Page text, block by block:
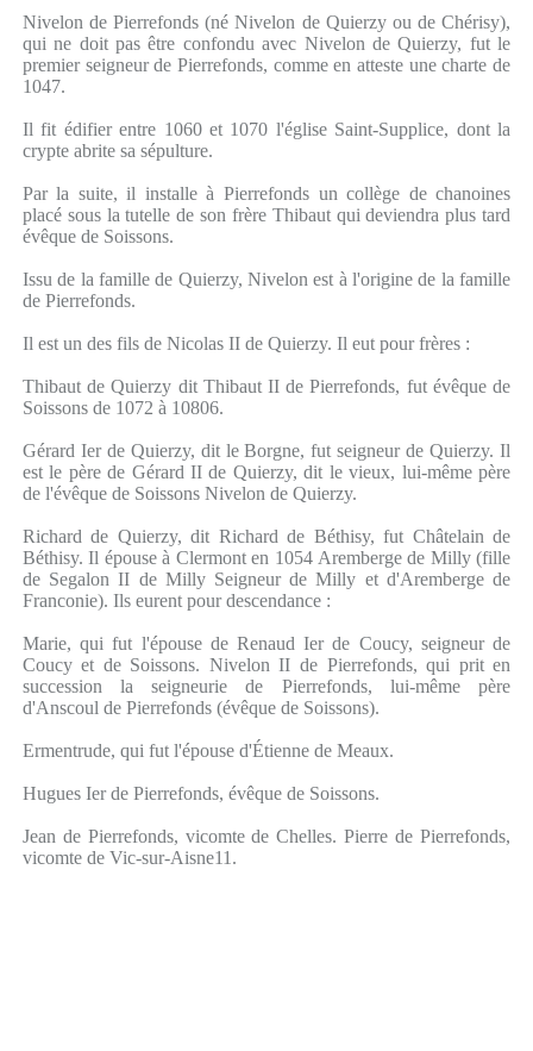
Nivelon de Pierrefonds (né Nivelon de Quierzy ou de Chérisy),
qui ne doit pas être confondu avec Nivelon de Quierzy, fut le
premier seigneur de Pierrefonds, comme en atteste une charte de
1047.
Il fit édifier entre 1060 et 1070 l'église Saint-Supplice, dont la
crypte abrite sa sépulture.
Par la suite, il installe à Pierrefonds un collège de chanoines
placé sous la tutelle de son frère Thibaut qui deviendra plus tard
évêque de Soissons.
Issu de la famille de Quierzy, Nivelon est à l'origine de la famille
de Pierrefonds.
Il est un des fils de Nicolas II de Quierzy. Il eut pour frères :
Thibaut de Quierzy dit Thibaut II de Pierrefonds, fut évêque de
Soissons de 1072 à 10806.
Gérard Ier de Quierzy, dit le Borgne, fut seigneur de Quierzy. Il
est le père de Gérard II de Quierzy, dit le vieux, lui-même père
de l'évêque de Soissons Nivelon de Quierzy.
Richard de Quierzy, dit Richard de Béthisy, fut Châtelain de
Béthisy. Il épouse à Clermont en 1054 Aremberge de Milly (fille
de Segalon II de Milly Seigneur de Milly et d'Aremberge de
Franconie). Ils eurent pour descendance :
Marie, qui fut l'épouse de Renaud Ier de Coucy, seigneur de
Coucy et de Soissons. Nivelon II de Pierrefonds, qui prit en
succession la seigneurie de Pierrefonds, lui-même père
d'Anscoul de Pierrefonds (évêque de Soissons).
Ermentrude, qui fut l'épouse d'Étienne de Meaux.
Hugues Ier de Pierrefonds, évêque de Soissons.
Jean de Pierrefonds, vicomte de Chelles. Pierre de Pierrefonds,
vicomte de Vic-sur-Aisne11.